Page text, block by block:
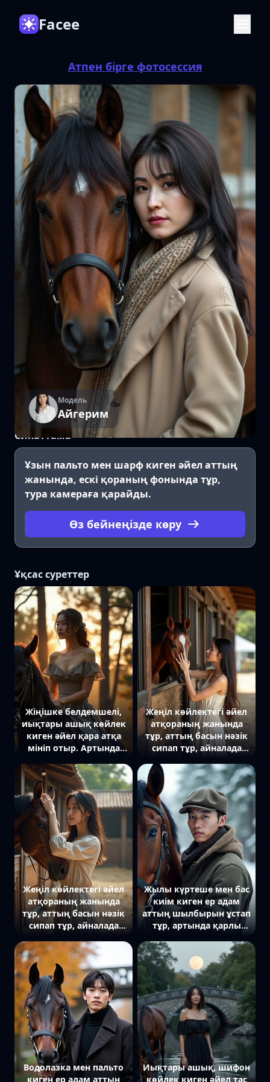
Facee
Атпен бірге фотосессия
Модель
Айгерим
Сипаттама
Ұзын пальто мен шарф киген әйел аттың
жанында, ескі қораның фонында тұр,
тура камераға қарайды.
Өз бейнеңізде көру
Ұқсас суреттер
Жіңішке белдемшелі,
иықтары ашық көйлек
киген әйел қара атқа
мініп отыр. Артында
кешкі күн сәулесі оның
сұлбасын
жарықтандырып тұр.
Жеңіл көйлектегі әйел
атқораның жанында
тұр, аттың басын нәзік
сипап тұр, айналада
құрылымдар бар.
Жеңіл көйлектегі әйел
атқораның жанында
тұр, аттың басын нәзік
сипап тұр, айналада
құрылымдар бар.
Жылы күртеше мен бас
киім киген ер адам
аттың шылбырын ұстап
тұр, артында қарлы
қысқы жарық.
Водолазка мен пальто
киген ер адам аттың
Иықтары ашық, шифон
көйлек киген әйел тас